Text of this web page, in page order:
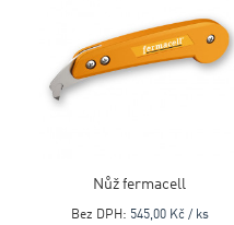
Nůž fermacell
Bez DPH: 545,00 Kč / ks